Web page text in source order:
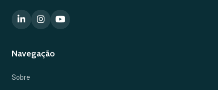
Navegação
Sobre